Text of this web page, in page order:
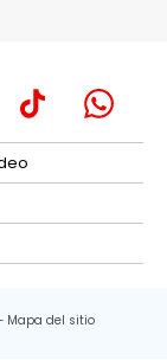
Mapa del sitio